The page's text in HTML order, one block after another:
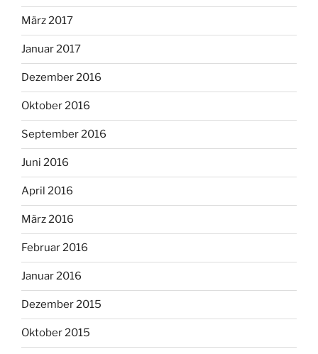
März 2017
Januar 2017
Dezember 2016
Oktober 2016
September 2016
Juni 2016
April 2016
März 2016
Februar 2016
Januar 2016
Dezember 2015
Oktober 2015